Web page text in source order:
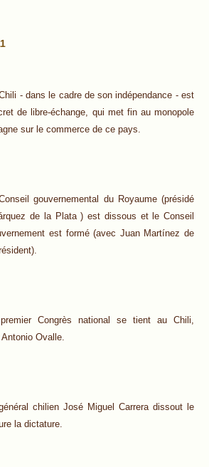
- dans le cadre de son indépendance - est
de libre-échange, qui met fin au monopole
sur le commerce de ce pays.
gouvernemental du Royaume (présidé
de la Plata ) est dissous et le Conseil
est formé (avec Juan Martínez de
Congrès national se tient au Chili,
Ovalle.
chilien José Miguel Carrera dissout le
la dictature.